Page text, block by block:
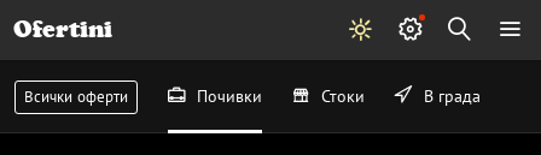
Ofertini
Всички оферти Почивки Стоки В града